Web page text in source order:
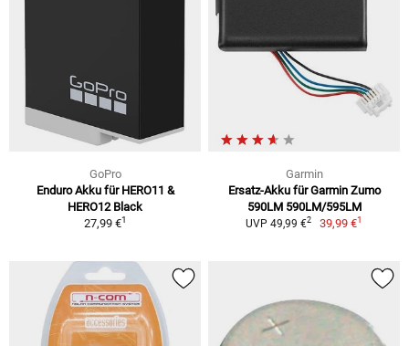
GoPro
Enduro Akku für HERO11 &
HERO12 Black
27,99 €1
Garmin
Ersatz-Akku für Garmin Zumo
590LM 590LM/595LM
UVP 49,99 €2 39,99 €1